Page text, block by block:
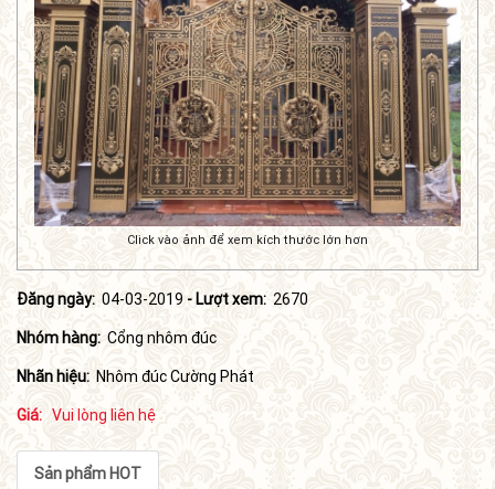
Click vào ảnh để xem kích thước lớn hơn
Đăng ngày: 04-03-2019 - Lượt xem: 2670
Nhóm hàng: Cổng nhôm đúc
Nhãn hiệu: Nhôm đúc Cường Phát
Giá: Vui lòng liên hệ
Sản phẩm HOT